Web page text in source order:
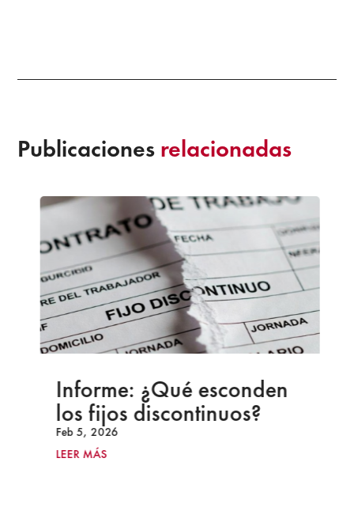
Publicaciones relacionadas
Informe: ¿Qué esconden
los fijos discontinuos?
Feb 5, 2026
LEER MÁS